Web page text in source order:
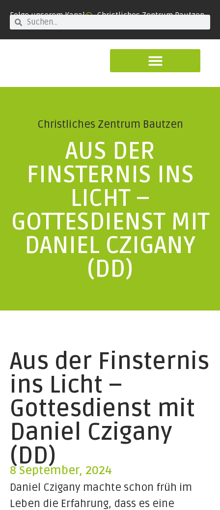
Folge unserem Kanal Christliches Zentrum Bautzen
Christliches Zentrum Bautzen
AUS DER
FINSTERNIS INS
LICHT –
GOTTESDIENST MIT
DANIEL CZIGANY
(DD)
Aus der Finsternis
ins Licht –
Gottesdienst mit
Daniel Czigany
(DD)
8 September, 2024
Daniel Czigany machte schon früh im
Leben die Erfahrung, dass es eine